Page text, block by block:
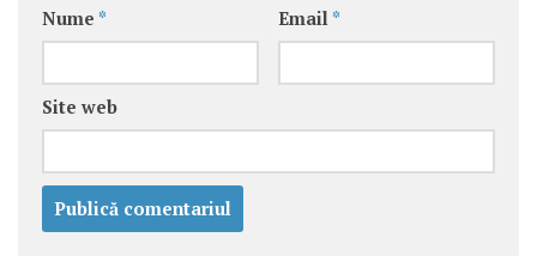
Nume * Email *
Site web